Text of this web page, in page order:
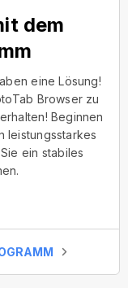
dem
eine Lösung!
Browser zu
Beginnen
leistungsstarkes
ein stabiles